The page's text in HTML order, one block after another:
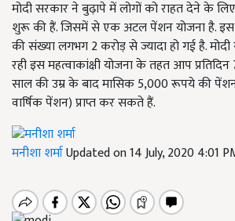
मोदी सरकार ने बुढ़ापे में लोगों को राहत देने के
शुरू की हैं. जिसमें से एक अटल पेंशन योजना है.
की संख्या लगभग 2 करोड़ से ज्यादा हो गई है. मोदी
रही इस महत्वाकांक्षी योजना के तहत आप
साल की उम्र के बाद मासिक 5,000 रूपये की
वार्षिक पेंशन) प्राप्त कर सकते हैं.
मनीशा शर्माUpdated on 14 July, 2020 4:01